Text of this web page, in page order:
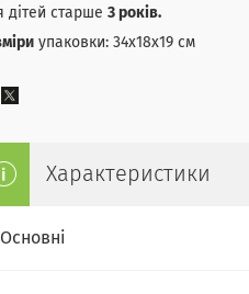
дітей старше 3 років.
упаковки: 34х18х19 см
Характеристики
Основні